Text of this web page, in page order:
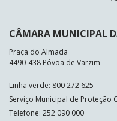
CÂMARA MUNICIPAL
Praça do Almada
4490-438 Póvoa de Varzim
Linha verde: 800 272 625
Serviço Municipal de Proteção
Telefone: 252 090 000